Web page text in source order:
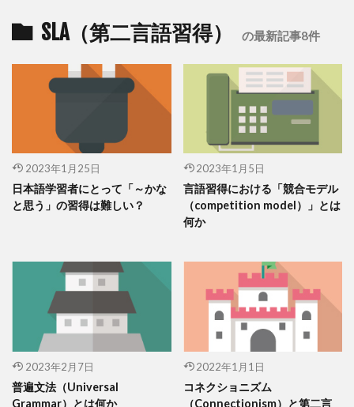
SLA（第二言語習得） の最新記事8件
2023年1月25日
日本語学習者にとって「～かな
と思う」の習得は難しい？
2023年1月5日
言語習得における「競合モデル
（competition model）」とは
何か
2023年2月7日
普遍文法（Universal
Grammar）とは何か
2022年1月1日
コネクショニズム
（Connectionism）と第二言